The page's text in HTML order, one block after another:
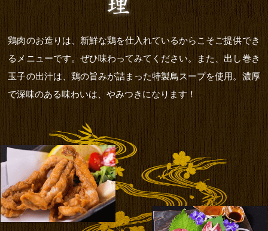
鶏肉のお造りは、新鮮な鶏を仕入れているからこそご提供でき
るメニューです。ぜひ味わってみてください。また、出し巻き
玉子の出汁は、鶏の旨みが詰まった特製鳥スープを使用。濃厚
で深味のある味わいは、やみつきになります！